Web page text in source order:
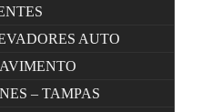
AUTO
– TAMPAS